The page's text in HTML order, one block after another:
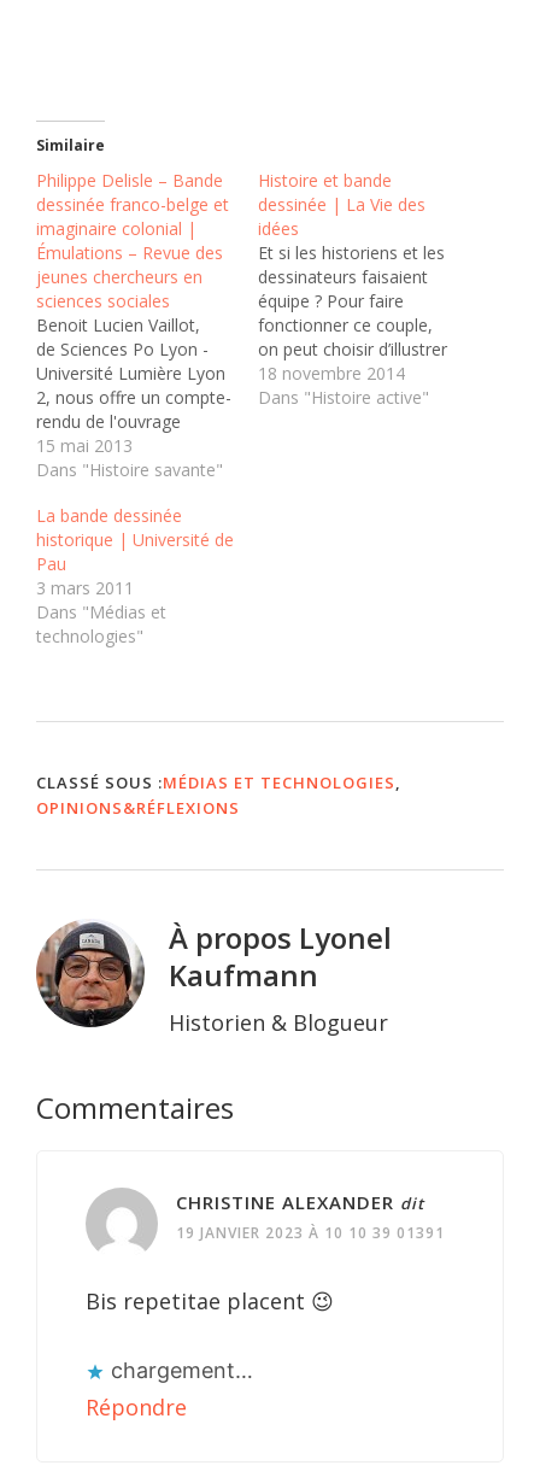
Similaire
Philippe Delisle – Bande
dessinée franco-belge et
imaginaire colonial |
Émulations – Revue des
jeunes chercheurs en
sciences sociales
Benoit Lucien Vaillot,
de Sciences Po Lyon -
Université Lumière Lyon
2, nous offre un compte-
rendu de l'ouvrage
de Philippe Delisle Bande
dessinée franco-belge et
années 1930 aux années
1980. Depuis une
quinzaine d’années, des
historiens : Nicolas
Bancel, Pascal Blanchard
ou encore Sandrine
15 mai 2013
Dans "Histoire savante"
Histoire et bande
dessinée | La Vie des
idées
Et si les historiens et les
dessinateurs faisaient
équipe ? Pour faire
fonctionner ce couple,
on peut choisir d’illustrer
l’« Histoire ». On peut
aussi s’inspirer des
18 novembre 2014
Dans "Histoire active"
La bande dessinée
historique | Université de
Pau
3 mars 2011
Dans "Médias et
technologies"
CLASSÉ SOUS :MÉDIAS ET TECHNOLOGIES,
OPINIONS&RÉFLEXIONS
À propos Lyonel
Kaufmann
Historien & Blogueur
Interactions
lecteur
Commentaires
CHRISTINE ALEXANDER dit
19 JANVIER 2023 À 10 10 39 01391
Bis repetitae placent 😉
chargement…
Répondre